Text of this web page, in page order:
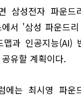
삼성전자 파운드
서 '삼성 파운드
맵과 인공지능
유할 계획이다.
에는 최시영 파운